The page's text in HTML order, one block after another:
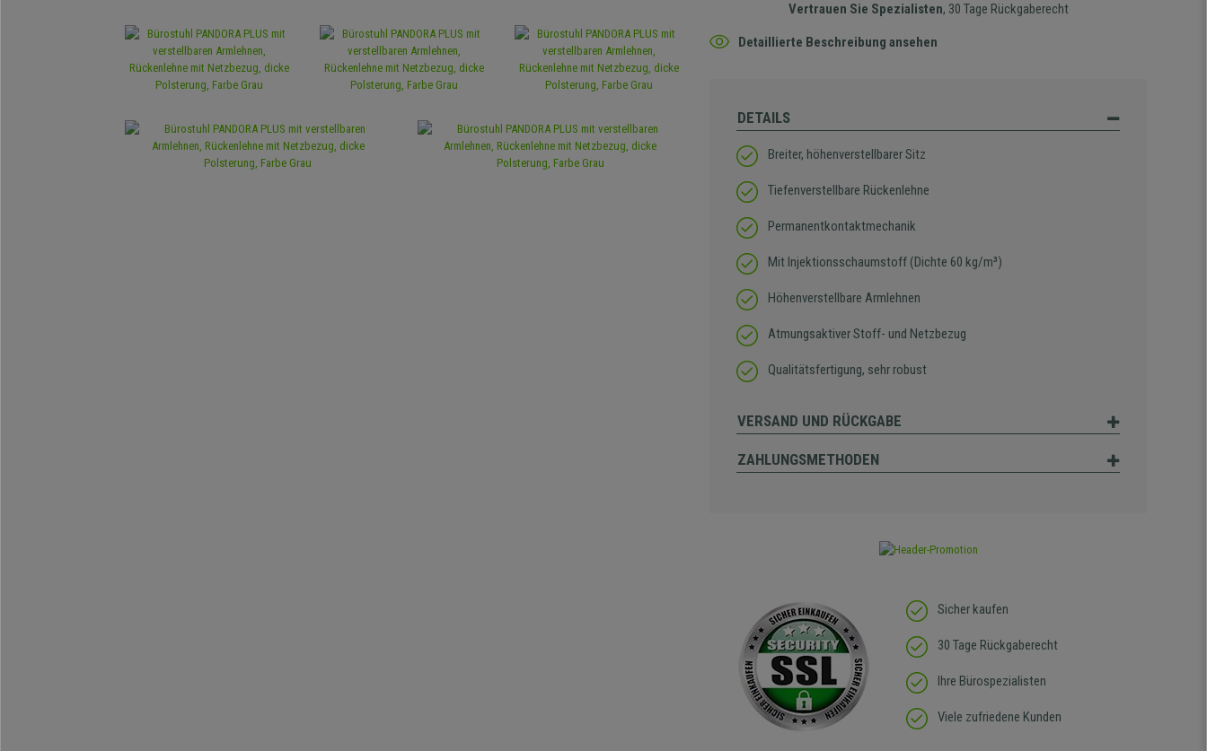
Vertrauen Sie Spezialisten, 30 Tage Rückgaberecht
Detaillierte Beschreibung ansehen
DETAILS
Breiter, höhenverstellbarer Sitz
Tiefenverstellbare Rückenlehne
Permanentkontaktmechanik
Mit Injektionsschaumstoff (Dichte 60 kg/m³)
Höhenverstellbare Armlehnen
Atmungsaktiver Stoff- und Netzbezug
Qualitätsfertigung, sehr robust
VERSAND UND RÜCKGABE
ZAHLUNGSMETHODEN
Sicher kaufen
30 Tage Rückgaberecht
Ihre Bürospezialisten
Viele zufriedene Kunden